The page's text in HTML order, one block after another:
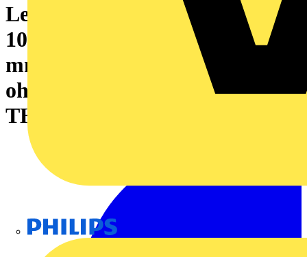
Leiterplattenklemme, 1000 V,
101 A, Raster in mm: 15.00, 16
mm², Polzahl: 3, PUSH IN
ohne Betätigungselement,
THT-Lötanschluss, 90°, Box